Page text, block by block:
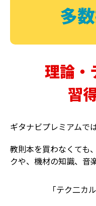
多
理論・
習
ギタナビプレミアムで
教則本を買わなくても
クや、機材の知識、音
「テク二カ